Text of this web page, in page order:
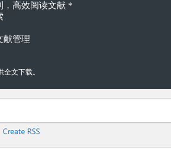
，高效阅读文献 *
献管理
文下载。